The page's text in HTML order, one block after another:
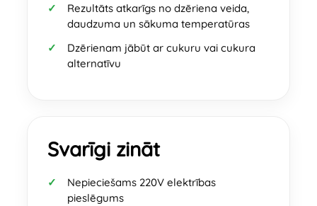
Rezultāts atkarīgs no dzēriena veida,
daudzuma un sākuma temperatūras
Dzērienam jābūt ar cukuru vai cukura
alternatīvu
Svarīgi zināt
Nepieciešams 220V elektrības
pieslēgums